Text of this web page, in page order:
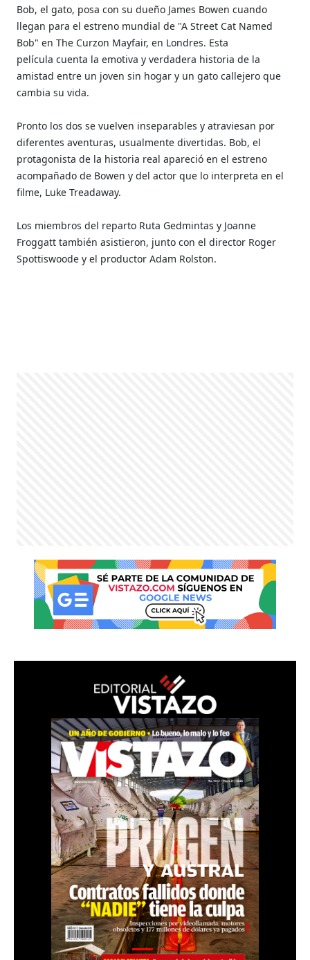
Bob, el gato, posa con su dueño James Bowen cuando
llegan para el estreno mundial de "A Street Cat Named
Bob" en The Curzon Mayfair, en Londres. Esta
película cuenta la emotiva y verdadera historia de la
amistad entre un joven sin hogar y un gato callejero que
cambia su vida.
Pronto los dos se vuelven inseparables y atraviesan por
diferentes aventuras, usualmente divertidas. Bob, el
protagonista de la historia real apareció en el estreno
acompañado de Bowen y del actor que lo interpreta en el
filme, Luke Treadaway.
Los miembros del reparto Ruta Gedmintas y Joanne
Froggatt también asistieron, junto con el director Roger
Spottiswoode y el productor Adam Rolston.